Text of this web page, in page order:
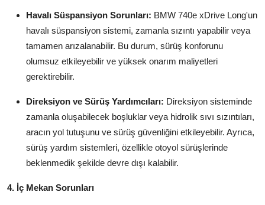
Havalı Süspansiyon Sorunları: BMW 740e xDrive Long'un
havalı süspansiyon sistemi, zamanla sızıntı yapabilir veya
tamamen arızalanabilir. Bu durum, sürüş konforunu
olumsuz etkileyebilir ve yüksek onarım maliyetleri
gerektirebilir.
Direksiyon ve Sürüş Yardımcıları: Direksiyon sisteminde
zamanla oluşabilecek boşluklar veya hidrolik sıvı sızıntıları,
aracın yol tutuşunu ve sürüş güvenliğini etkileyebilir. Ayrıca,
sürüş yardım sistemleri, özellikle otoyol sürüşlerinde
beklenmedik şekilde devre dışı kalabilir.
4. İç Mekan Sorunları